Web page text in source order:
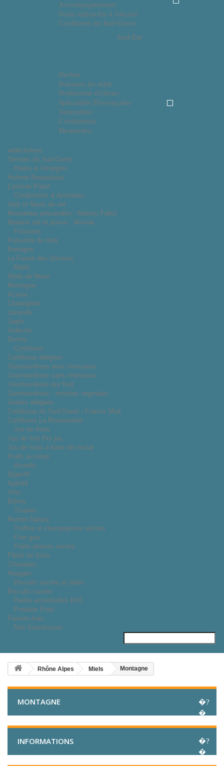
Accompagnement
Fruits rafraichis à l'alcool
Confitures du Sud-Ouest
Sud-Est
Herbes
Poissons du midi
Producteur d'olives
Spécialités Provençales
Tartinables
Condiments
Moutardes
ardéchoises
Terrines du Sud-Ouest
Huiles & Vinaigres
Huilerie Beaujolaise
L'artisan Popol
Condiments & Aromates
Sels et fleurs de sel
Moutardes artisanales - Maison Fallot
Moulins sel et poivre : Mirvine
Poissons
Poissons du midi
Bretagne
Le Fumet des Dombes
Miels
Miels de fleurs
Montagne
Acacia
Chataignier
Lavande
Sapin
Ardeche
Drome
Confitures
Confitures allégées
Gourmandises avec morceaux
Gourmandises sans morceaux
Gourmandises pur fruit
Gourmandises - recettes originales
Gelées allégées
Confitures du Sud-Ouest - Francis Miot
Confitures La Roumanière
Jus de fruits
Jus de fruit Pur jus
Jus de fruits à base de nectar
Fruits au sirop
Alcools
Digestif
Apéritif
Vins
Bières
Tisanes
Romon Nature
Truffes et champignons séchés
Foie gras
Petits plaisirs sucrés
Pâtes de fruits
Chocolats
Nougats
Biscuits sucrés et salés
Biscuits sucrés
Huiles essentielles BIO
Produits Frais
Paniers frais
Nos fournisseurs
Rhône Alpes Miels Montagne
MONTAGNE
INFORMATIONS